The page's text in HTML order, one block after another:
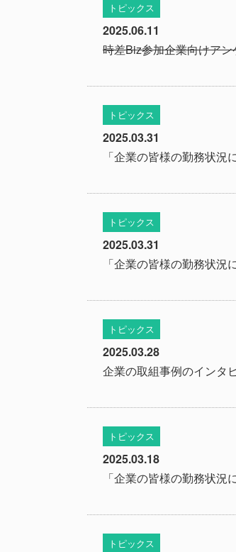
トピックス
2025.06.11
時差Biz参加企業向けア
トピックス
2025.03.31
「企業の皆様の勤務状況
トピックス
2025.03.31
「企業の皆様の勤務状況
トピックス
2025.03.28
企業の取組事例のインタ
トピックス
2025.03.18
「企業の皆様の勤務状況
トピックス